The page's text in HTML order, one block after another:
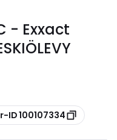
- Exxact
ID 100107334